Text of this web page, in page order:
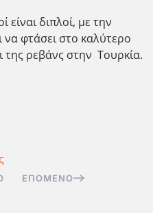
είναι διπλοί, με την
φτάσει στο καλύτερο
ρεβάνς στην Τουρκία.
ΕΠΌΜΕΝΟ